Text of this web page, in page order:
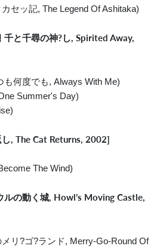
セッ記, The Legend Of Ashitaka)
千と千尋の神?し, Spirited Away,
も何度でも, Always With Me)
Summer's Day)
, The Cat Returns, 2002]
The Wind)
ルの動く城, Howl’s Moving Castle,
リ?ゴ?ランド, Merry-Go-Round Of